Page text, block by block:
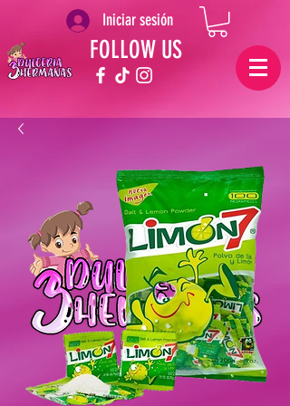
Iniciar sesión
FOLLOW US